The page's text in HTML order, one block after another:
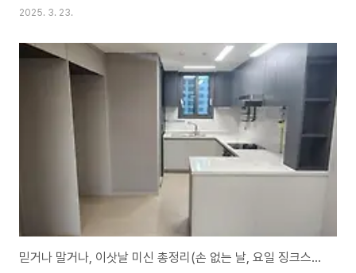
해석해야 할지 어려운 개념일 수 있습니다. 오늘은 전월세 전환율이 무엇인지,
다. 전월세 전환율이란?전월세 전환율이란, 전세 보증금을 월세로 환산할 때 적
용되는 비율입니다. 쉽게 말하면, "이 전세 보증금으로 월세를 낸다면 몇 % 수
익이 나는가?"를 계산하는 것이지요.예를 들어 전세 1억 원짜리 집이 월세 50
만 원이라면, 이 집의 전월세 전환율은 이렇게 계산합니다 (월세 × 12개월) ÷
전세보증금 × 1..
2025. 3. 23.
믿거나 말거나, 이삿날 미신 총정리(손 없는 날, 요일 징크스까지!)